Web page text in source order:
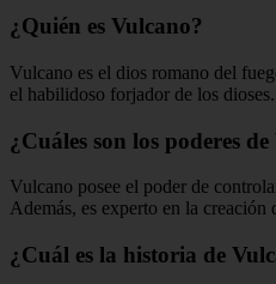
¿Quién es Vulcano?
Vulcano es el dios romano del
el habilidoso forjador de los dioses.
¿Cuáles son los poderes
Vulcano posee el poder de
Además, es experto en la creación
¿Cuál es la historia de